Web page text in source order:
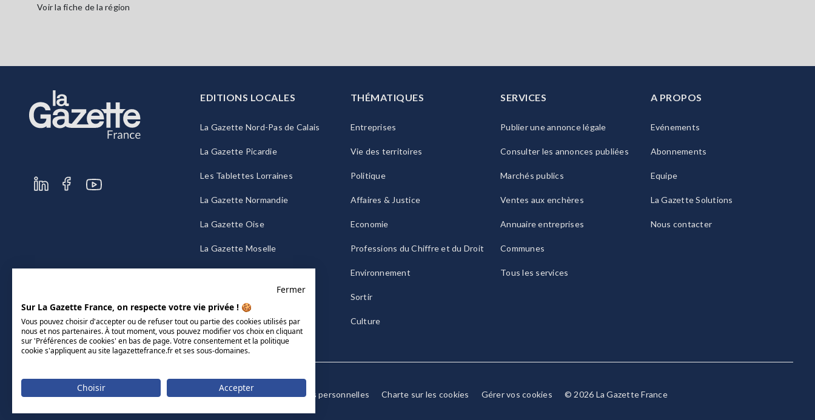
Voir la fiche de la région
EDITIONS LOCALES
La Gazette Nord-Pas de Calais
La Gazette Picardie
Les Tablettes Lorraines
La Gazette Normandie
La Gazette Oise
La Gazette Moselle
THÉMATIQUES
Entreprises
Vie des territoires
Politique
Affaires & Justice
Economie
Professions du Chiffre et du Droit
Environnement
Sortir
Culture
SERVICES
Publier une annonce légale
Consulter les annonces publiées
Marchés publics
Ventes aux enchères
Annuaire entreprises
Communes
Tous les services
A PROPOS
Evénements
Abonnements
Equipe
La Gazette Solutions
Nous contacter
Mentions légales CGU/CGV Données personnelles Charte sur les cookies Gérer vos cookies © 2026 La Gazette France
Fermer
Sur La Gazette France, on respecte votre vie privée ! 🍪
Vous pouvez choisir d'accepter ou de refuser tout ou partie des cookies utilisés par
nous et nos partenaires. À tout moment, vous pouvez modifier vos choix en cliquant
sur 'Préférences de cookies' en bas de page. Votre consentement et la politique
cookie s'appliquent au site lagazettefrance.fr et ses sous-domaines.
Choisir Accepter